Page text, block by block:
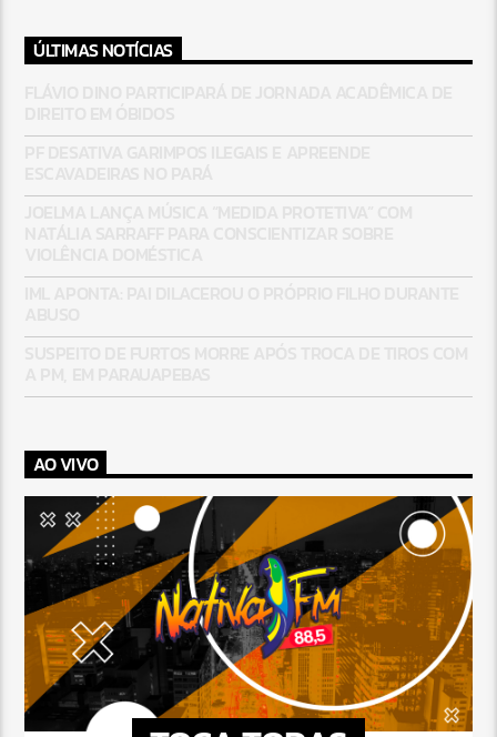
ÚLTIMAS NOTÍCIAS
AO VIVO